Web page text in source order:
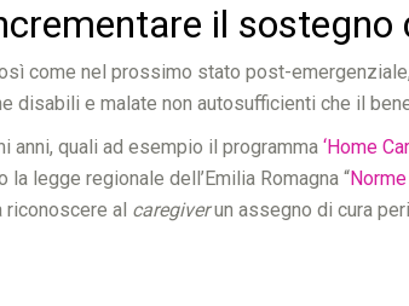
il
come nel prossimo stato post-
disabili e malate non autosufficienti che il
anni, quali ad esempio il programma ‘Home
legge regionale dell’Emilia Romagna “
riconoscere al caregiverun assegno di cura